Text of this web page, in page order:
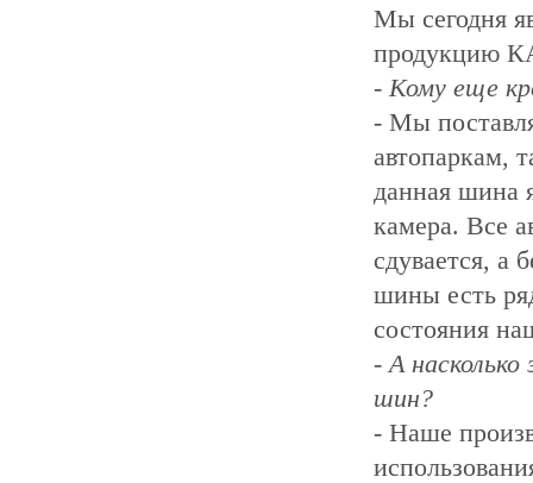
Мы сегодня
продукцию
- Кому еще
- Мы
автопаркам,
данная шина
камера. Все
сдувается, а
шины есть
состояния
- А насколько
шин?
- Наше